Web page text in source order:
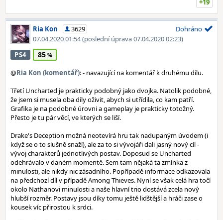
+19
Ria Kon
3629
07.04.2020 01:54(poslední úprava 07.04.2020 02:23)
Dohráno
PS4 85
@Ria Kon (komentář): - navazující na komentář k druhému dílu.
Třetí Uncharted je prakticky podobný jako dvojka. Natolik podobné,
že jsem si musela oba díly oživit, abych si utřídila, co kam patří.
Grafika je na podobné úrovni a gameplay je prakticky totožný.
Přesto je tu pár věcí, ve kterých se liší.
Drake's Deception možná neotevírá hru tak nadupaným úvodem (i
když se o to slušně snaží), ale za to si vývojáři dali jasný nový cíl -
vývoj charakterů jednotlivých postav. Doposud se Uncharted
odehrávalo v daném momentě. Sem tam nějaká ta zmínka z
minulosti, ale nikdy nic zásadního. Popřípadě informace odkazovala
na předchozí díl v případě Among Thieves. Nyní se však celá hra točí
okolo Nathanovi minulosti a naše hlavní trio dostává zcela nový
hlubší rozměr. Postavy jsou díky tomu ještě lidštější a hráči zase o
kousek víc přirostou k srdci.